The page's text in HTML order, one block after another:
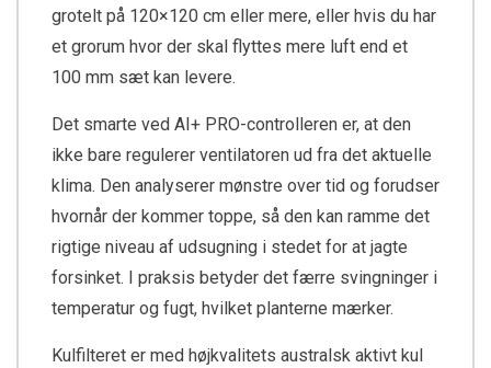
grotelt på 120×120 cm eller mere, eller hvis du har
et grorum hvor der skal flyttes mere luft end et
100 mm sæt kan levere.
Det smarte ved AI+ PRO-controlleren er, at den
ikke bare regulerer ventilatoren ud fra det aktuelle
klima. Den analyserer mønstre over tid og forudser
hvornår der kommer toppe, så den kan ramme det
rigtige niveau af udsugning i stedet for at jagte
forsinket. I praksis betyder det færre svingninger i
temperatur og fugt, hvilket planterne mærker.
Kulfilteret er med højkvalitets australsk aktivt kul